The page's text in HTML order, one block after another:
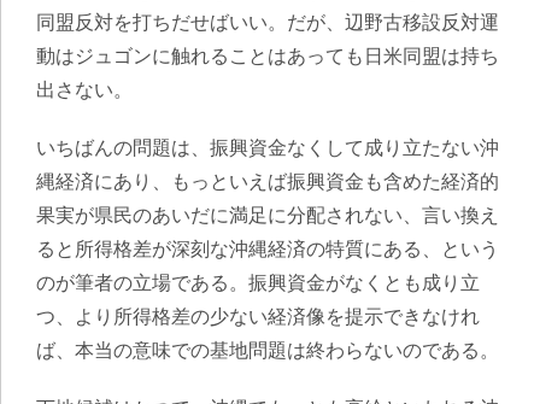
同盟反対を打ちだせばいい。だが、辺野古移設反対運
動はジュゴンに触れることはあっても日米同盟は持ち
出さない。
いちばんの問題は、 振興資金なくして成り立たない沖
縄経済にあり、もっといえば振興資金も含めた経済的
果実が県民のあいだに満足に分配されない、言い換え
ると所得格差が深刻な沖縄経済の特質にある
、という
のが筆者の立場である。振興資金がなくとも成り立
つ、より所得格差の少ない経済像を提示できなけれ
ば、本当の意味での基地問題は終わらないのである。